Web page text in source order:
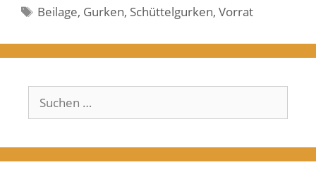
Schlagwörter
Beilage, Gurken, Schüttelgurken,Vorrat
Suchen
nach: